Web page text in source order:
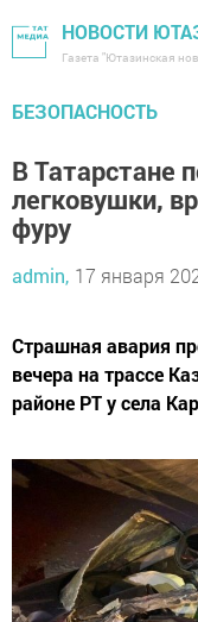
НОВОСТИ
Газета "Ютазинская
БЕЗОПАСНОСТЬ
В Татарстане
легковушки,
фуру
admin, 17 января
Страшная авария
вечера на трассе
районе РТ у села